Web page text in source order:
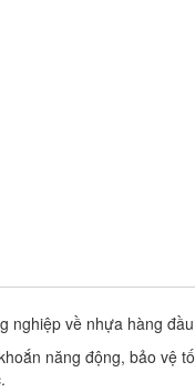
nghiệp về nhựa hàng
năng động, bảo vệ